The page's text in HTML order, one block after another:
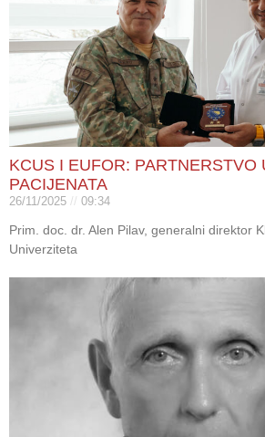
KCUS I EUFOR: PARTNERSTVO
PACIJENATA
26/11/2025 09:34
Prim. doc. dr. Alen Pilav, generalni direktor
Univerziteta